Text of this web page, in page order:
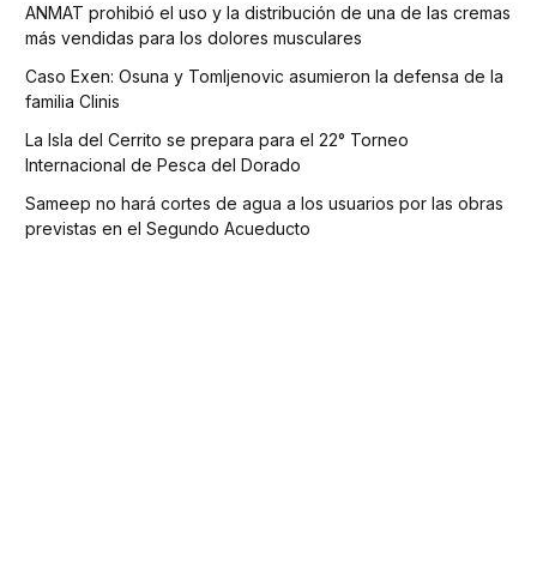
ANMAT prohibió el uso y la distribución de una de las cremas
más vendidas para los dolores musculares
Caso Exen: Osuna y Tomljenovic asumieron la defensa de la
familia Clinis
La Isla del Cerrito se prepara para el 22° Torneo
Internacional de Pesca del Dorado
Sameep no hará cortes de agua a los usuarios por las obras
previstas en el Segundo Acueducto